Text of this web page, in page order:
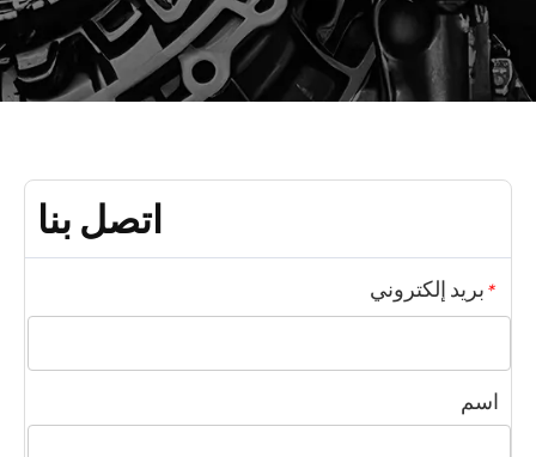
اتصل بنا
*بريد إلكتروني
اسم